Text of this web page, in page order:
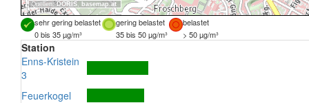
Quellen:DORIS, basemap.at
sehr gering belastet gering belastet
belastet
0 bis 35 µg/m³
35 bis 50 µg/m³ > 50 µg/m³
Station
Enns-Kristein
3
Feuerkogel